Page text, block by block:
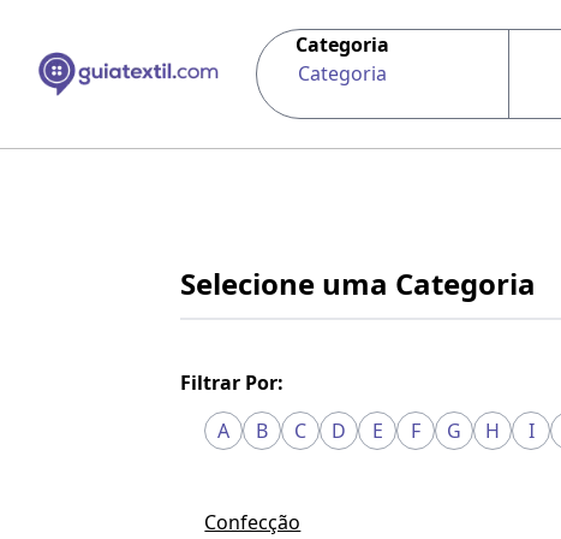
Categoria
Categoria
Selecione uma Categoria
Filtrar Por:
A
B C D E F G H I
Confecção